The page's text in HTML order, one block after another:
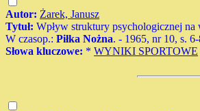
Autor: Żarek, Janusz
Tytuł: Wpływ struktury psychologicznej
W czasop.: Piłka Nożna. - 1965, nr 10, s.
Słowa kluczowe: * WYNIKI SPORTOWE